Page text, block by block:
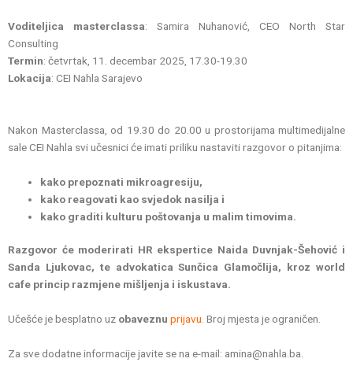
Voditeljica masterclassa: Samira Nuhanović, CEO North Star
Consulting
Termin: četvrtak, 11. decembar 2025, 17.30-19.30
Lokacija: CEI Nahla Sarajevo
Nakon Masterclassa, od 19.30 do 20.00 u prostorijama multimedijalne
sale CEI Nahla svi učesnici će imati priliku nastaviti razgovor o pitanjima:
kako prepoznati mikroagresiju,
kako reagovati kao svjedok nasilja i
kako graditi kulturu poštovanja u malim timovima.
Razgovor će moderirati HR ekspertice Naida Duvnjak-Šehović i
Sanda Ljukovac, te advokatica Sunčica Glamočlija, kroz world
cafe princip razmjene mišljenja i iskustava.
Učešće je besplatno uz obaveznu prijavu . Broj mjesta je ograničen.
Za sve dodatne informacije javite se na e-mail: amina@nahla.ba.